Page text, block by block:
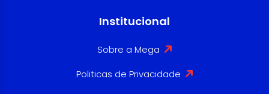
Institucional
Sobre a Mega
Politicas de Privacidade